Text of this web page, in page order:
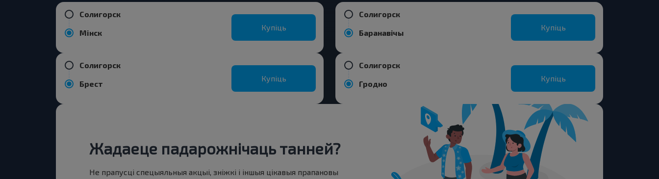
Солигорск
Мінск
Купіць
Солигорск
Брест
Купіць
Солигорск
Баранавiчы
Купіць
Солигорск
Гродно
Купіць
Жадаеце падарожнічаць танней?
Не прапусці спецыяльныя акцыі, зніжкі і іншыя цікавыя прапановы